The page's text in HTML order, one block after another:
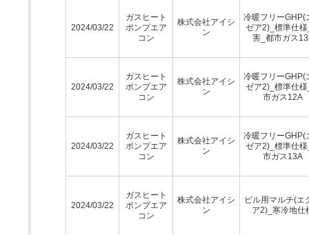
2024/03/22
ガスヒート
ポンプエア
コン
株式会社アイシ
ン
冷暖フリーGHP(
ゼア2)_標準仕
害_都市ガス
2024/03/22
ガスヒート
ポンプエア
コン
株式会社アイシ
ン
冷暖フリーGHP(
ゼア2)_標準仕
市ガス12A
2024/03/22
ガスヒート
ポンプエア
コン
株式会社アイシ
ン
冷暖フリーGHP(
ゼア2)_標準仕
市ガス13A
2024/03/22
ガスヒート
ポンプエア
コン
株式会社アイシ
ン
ビル用マルチ(エ
ア2)_寒冷地仕